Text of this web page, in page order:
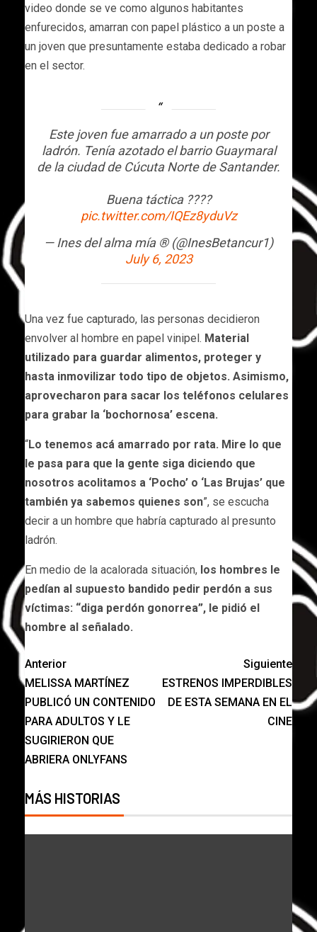
video donde se ve como algunos habitantes
enfurecidos, amarran con papel plástico a un poste a
un joven que presuntamente estaba dedicado a robar
en el sector.
Este joven fue amarrado a un poste por
ladrón. Tenía azotado el barrio Guaymaral
de la ciudad de Cúcuta Norte de Santander.
Buena táctica ????
pic.twitter.com/IQEz8yduVz
— Ines del alma mía ®️ (@InesBetancur1)
July 6, 2023
Una vez fue capturado, las personas decidieron
envolver al hombre en papel vinipel. Material
utilizado para guardar alimentos, proteger y
hasta inmovilizar todo tipo de objetos. Asimismo,
aprovecharon para sacar los teléfonos celulares
para grabar la ‘bochornosa’ escena.
“Lo tenemos acá amarrado por rata. Mire lo que
le pasa para que la gente siga diciendo que
nosotros acolitamos a ‘Pocho’ o ‘Las Brujas’ que
también ya sabemos quienes son”, se escucha
decir a un hombre que habría capturado al presunto
ladrón.
En medio de la acalorada situación, los hombres le
pedían al supuesto bandido pedir perdón a sus
víctimas: “diga perdón gonorrea”, le pidió el
hombre al señalado.
Anterior
MELISSA MARTÍNEZ
PUBLICÓ UN CONTENIDO
PARA ADULTOS Y LE
SUGIRIERON QUE
ABRIERA ONLYFANS
Siguiente
ESTRENOS IMPERDIBLES
DE ESTA SEMANA EN EL
CINE
MÁS HISTORIAS